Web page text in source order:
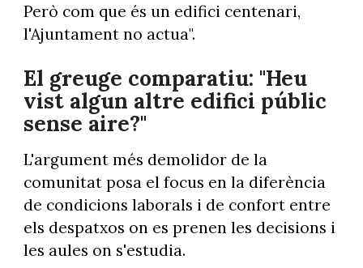
Però com que és un edifici centenari,
l'Ajuntament no actua".
El greuge comparatiu: "Heu
vist algun altre edifici públic
sense aire?"
L'argument més demolidor de la
comunitat posa el focus en la diferència
de condicions laborals i de confort entre
els despatxos on es prenen les decisions i
les aules on s'estudia.